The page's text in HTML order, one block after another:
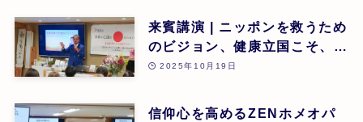
来賓講演 | ニッポンを救うため
のビジョン、健康立国こそ、日
本再生の道 | 吉野敏明(医療法
ック 院長) | 第26回
2025年10月19日
信仰心を高めるZENホメオパ